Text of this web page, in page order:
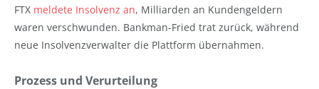
FTX meldete Insolvenz an, Milliarden an Kundengeldern
waren verschwunden. Bankman-Fried trat zurück, während
neue Insolvenzverwalter die Plattform übernahmen.
Prozess und Verurteilung